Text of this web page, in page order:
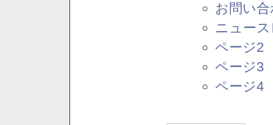
お問い
ニュー
ページ2
ページ3
ページ4